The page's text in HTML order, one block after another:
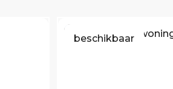
beschikbaar